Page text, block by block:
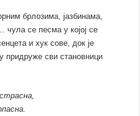
брлозима, јазбинама,
се песма у којој се
и хук сове, док је
придруже сви становници